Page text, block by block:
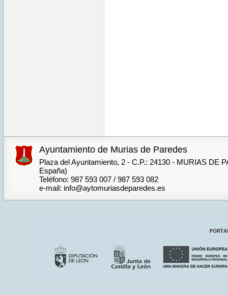
Ayuntamiento de Murias de Paredes
Plaza del Ayuntamiento, 2 - C.P.: 24130 - MURIAS DE
España)
Teléfono: 987 593 007 / 987 593 082
e-mail: info@aytomuriasdeparedes.es